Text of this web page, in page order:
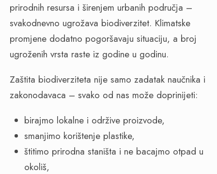
prirodnih resursa i širenjem urbanih područja –
svakodnevno ugrožava biodiverzitet. Klimatske
promjene dodatno pogoršavaju situaciju, a broj
ugroženih vrsta raste iz godine u godinu.
Zaštita biodiverziteta nije samo zadatak naučnika i
zakonodavaca – svako od nas može doprinijeti:
birajmo lokalne i održive proizvode,
smanjimo korištenje plastike,
štitimo prirodna staništa i ne bacajmo otpad u
okoliš,